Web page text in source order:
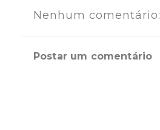
Nenhum comentário:
Postar um comentário